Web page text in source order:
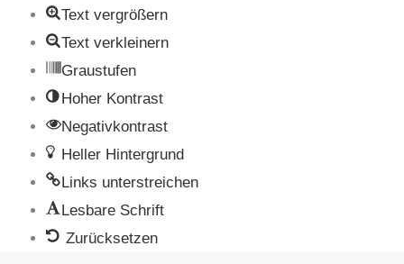
Text vergrößern
Text verkleinern
Graustufen
Hoher Kontrast
Negativkontrast
Heller Hintergrund
Links unterstreichen
Lesbare Schrift
Zurücksetzen